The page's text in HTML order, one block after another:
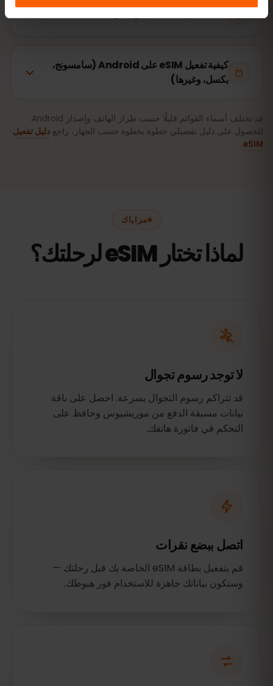
كيفية تفعيل eSIM على Android (سامسونج،
بكسل، وغيرها)
قد تختلف أسماء القوائم قليلًا حسب طراز الهاتف وإصدار Android.
للحصول على دليل تفصيلي خطوة بخطوة حسب الجهاز، راجع دليل تفعيل
eSIM
.
مزاياك
لماذا تختار eSIM لرحلتك؟
لا توجد رسوم تجوال
قد تتراكم رسوم التجوال بسرعة. احصل على باقة
بيانات مسبقة الدفع من موريشيوس وحافظ على
التحكم في فاتورة هاتفك.
اتصل ببضع نقرات
قم بتفعيل بطاقة eSIM الخاصة بك قبل رحلتك —
وستكون بياناتك جاهزة للاستخدام فور هبوطك.